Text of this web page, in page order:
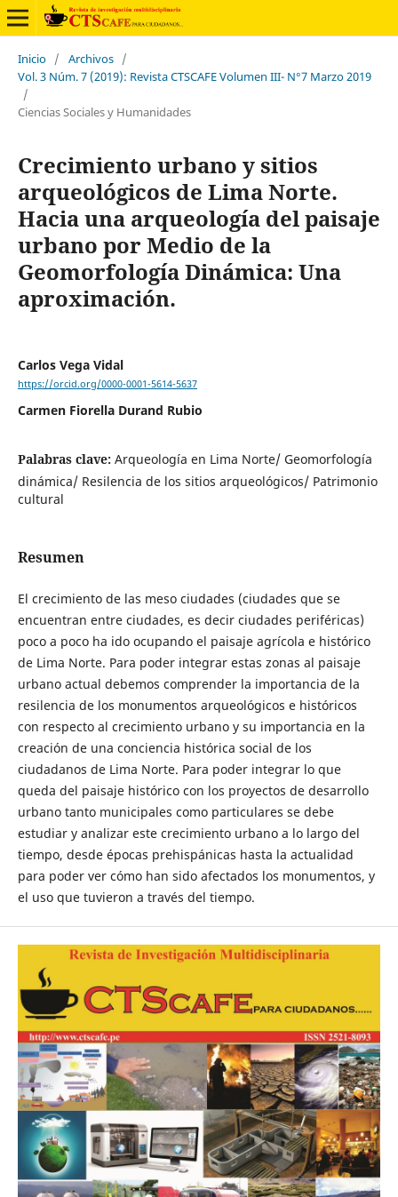
Inicio / Archivos /
Vol. 3 Núm. 7 (2019): Revista CTSCAFE Volumen III- N°7 Marzo 2019
/
Ciencias Sociales y Humanidades
Crecimiento urbano y sitios
arqueológicos de Lima Norte.
Hacia una arqueología del paisaje
urbano por Medio de la
Geomorfología Dinámica: Una
aproximación.
Carlos Vega Vidal
https://orcid.org/0000-0001-5614-5637
Carmen Fiorella Durand Rubio
Palabras clave: Arqueología en Lima Norte/ Geomorfología
dinámica/ Resilencia de los sitios arqueológicos/ Patrimonio
cultural
Resumen
El crecimiento de las meso ciudades (ciudades que se
encuentran entre ciudades, es decir ciudades periféricas)
poco a poco ha ido ocupando el paisaje agrícola e histórico
de Lima Norte. Para poder integrar estas zonas al paisaje
urbano actual debemos comprender la importancia de la
resilencia de los monumentos arqueológicos e históricos
con respecto al crecimiento urbano y su importancia en la
creación de una conciencia histórica social de los
ciudadanos de Lima Norte. Para poder integrar lo que
queda del paisaje histórico con los proyectos de desarrollo
urbano tanto municipales como particulares se debe
estudiar y analizar este crecimiento urbano a lo largo del
tiempo, desde épocas prehispánicas hasta la actualidad
para poder ver cómo han sido afectados los monumentos, y
el uso que tuvieron a través del tiempo.